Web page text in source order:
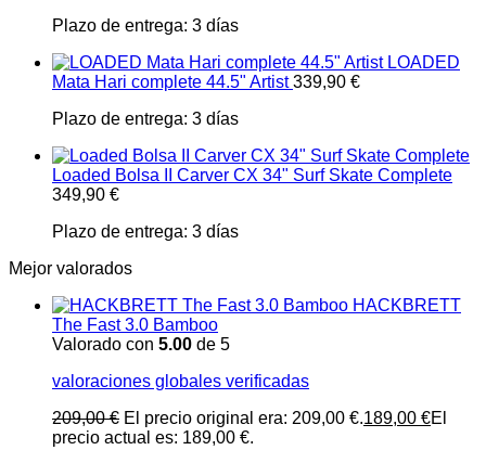
Plazo de entrega: 3 días
LOADED
Mata Hari complete 44.5" Artist 339,90 €
Plazo de entrega: 3 días
Loaded Bolsa II Carver CX 34" Surf Skate Complete
349,90 €
Plazo de entrega: 3 días
Mejor valorados
HACKBRETT
The Fast 3.0 Bamboo
Valorado con 5.00 de 5
valoraciones globales verificadas
209,00€ El precio original era: 209,00 €.189,00 €El
precio actual es: 189,00 €.